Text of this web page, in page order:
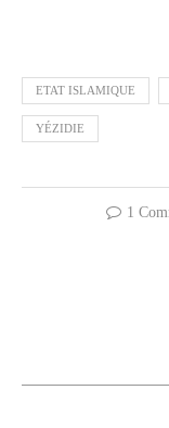
ETAT ISLAMIQUE
YÉZIDIE
1